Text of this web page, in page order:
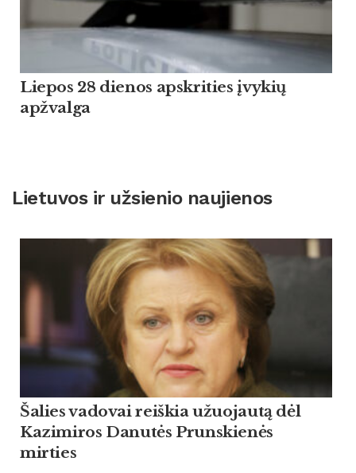
Liepos 28 dienos apskrities įvykių
apžvalga
Lietuvos ir užsienio naujienos
Šalies vadovai reiškia užuojautą dėl
Kazimiros Danutės Prunskienės
mirties